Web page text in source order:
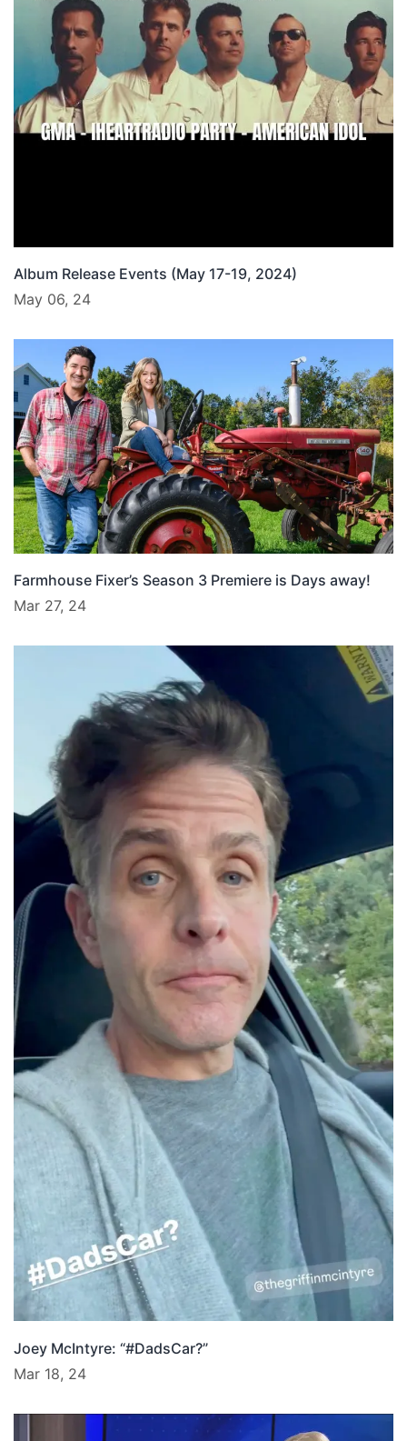
Album Release Events (May 17-19, 2024)
May 06, 24
Farmhouse Fixer’s Season 3 Premiere is Days away!
Mar 27, 24
Joey McIntyre: “#DadsCar?”
Mar 18, 24